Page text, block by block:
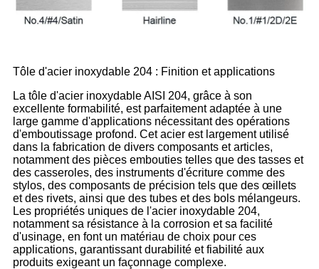
Tôle d'acier inoxydable 204 : Finition et applications
La tôle d'acier inoxydable AISI 204, grâce à son
excellente formabilité, est parfaitement adaptée à une
large gamme d'applications nécessitant des opérations
d'emboutissage profond. Cet acier est largement utilisé
dans la fabrication de divers composants et articles,
notamment des pièces embouties telles que des tasses et
des casseroles, des instruments d'écriture comme des
stylos, des composants de précision tels que des œillets
et des rivets, ainsi que des tubes et des bols mélangeurs.
Les propriétés uniques de l'acier inoxydable 204,
notamment sa résistance à la corrosion et sa facilité
d'usinage, en font un matériau de choix pour ces
applications, garantissant durabilité et fiabilité aux
produits exigeant un façonnage complexe.